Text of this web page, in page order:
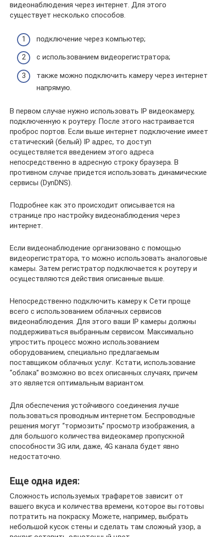
видеонаблюдения через интернет. Для этого
существует несколько способов.
подключение через компьютер;
с использованием видеорегистратора;
также можно подключить камеру через интернет
напрямую.
В первом случае нужно использовать IP видеокамеру,
подключенную к роутеру. После этого настраивается
проброс портов. Если выше интернет подключение имеет
статический (белый) IP адрес, то доступ
осуществляется введением этого адреса
непосредственно в адресную строку браузера. В
противном случае придется использовать динамические
сервисы (DynDNS).
Подробнее как это происходит описывается на
странице про настройку видеонаблюдения через
интернет.
Если видеонаблюдение организовано с помощью
видеорегистратора, то можно использовать аналоговые
камеры. Затем регистратор подключается к роутеру и
осуществляются действия описанные выше.
Непосредственно подключить камеру к Сети проще
всего с использованием облачных сервисов
видеонаблюдения. Для этого ваши IP камеры должны
поддерживаться выбранным сервисом. Максимально
упростить процесс можно использованием
оборудованием, специально предлагаемым
поставщиком облачных услуг. Кстати, использование
“облака” возможно во всех описанных случаях, причем
это является оптимальным вариантом.
Для обеспечения устойчивого соединения лучше
пользоваться проводным интернетом. Беспроводные
решения могут “тормозить” просмотр изображения, а
для большого количества видеокамер пропускной
способности 3G или, даже, 4G канала будет явно
недостаточно.
Еще одна идея:
Сложность используемых трафаретов зависит от
вашего вкуса и количества времени, которое вы готовы
потратить на покраску. Можете, например, выбрать
небольшой кусок стены и сделать там сложный узор, а